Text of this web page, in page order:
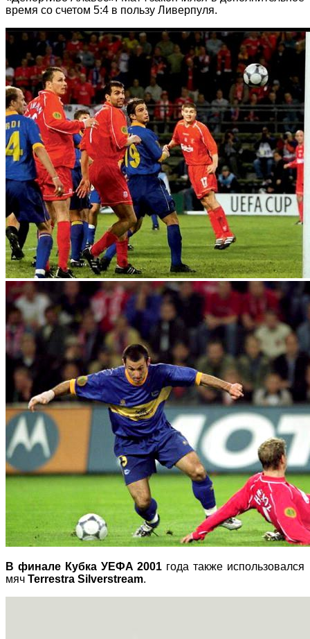
время со счетом 5:4 в пользу Ливерпуля.
В финале Кубка УЕФА 2001 года также использовался
мяч Terrestra Silverstream.